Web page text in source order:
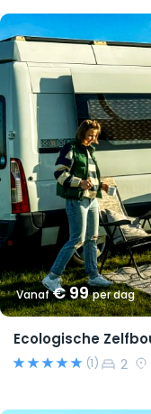
Vanaf€ 99per dag
(1) 2